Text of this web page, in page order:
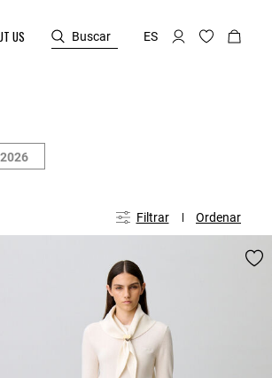
US Buscar ES
Filtrar Ordenar